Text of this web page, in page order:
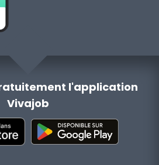
l'application
Vivajob